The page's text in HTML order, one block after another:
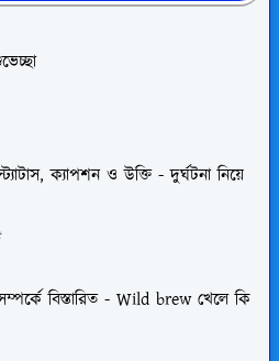
ক্যাপশন ও উক্তি - দুর্ঘটনা নিয়ে
বিস্তারিত - Wild brew খেলে কি